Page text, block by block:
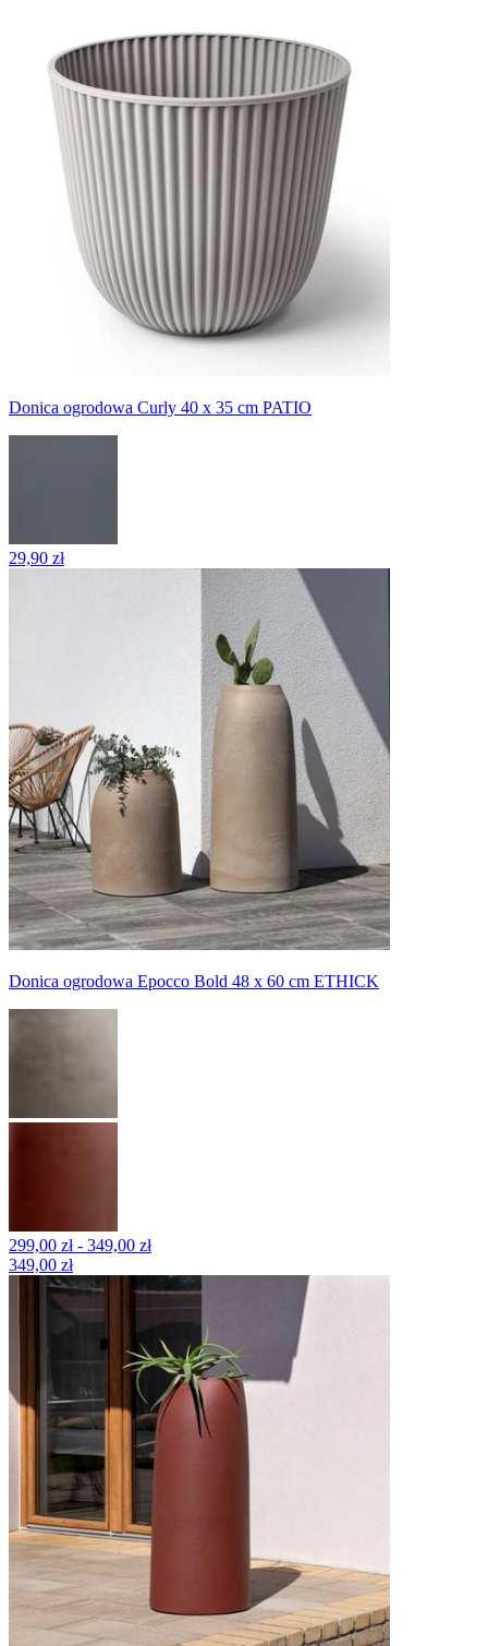
Donica ogrodowa Curly 40 x 35 cm PATIO
29,90 zł
Donica ogrodowa Epocco Bold 48 x 60 cm ETHICK
299,00 zł - 349,00 zł
349,00 zł